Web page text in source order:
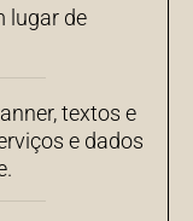
lugar de
textos e
e dados